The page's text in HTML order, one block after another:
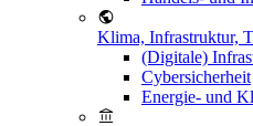
Klima, Infrastruktur,
(Digitale)
Cybersicherheit
Energie- und